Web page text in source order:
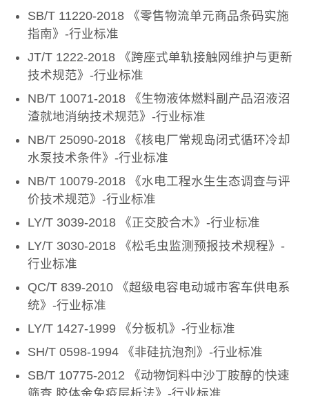
SB/T 11220-2018 《零售物流单元商品条码实施
指南》-行业标准
JT/T 1222-2018 《跨座式单轨接触网维护与更新
技术规范》-行业标准
NB/T 10071-2018 《生物液体燃料副产品沼液沼
渣就地消纳技术规范》-行业标准
NB/T 25090-2018 《核电厂常规岛闭式循环冷却
水泵技术条件》-行业标准
NB/T 10079-2018 《水电工程水生生态调查与评
价技术规范》-行业标准
LY/T 3039-2018 《正交胶合木》-行业标准
LY/T 3030-2018 《松毛虫监测预报技术规程》-
行业标准
QC/T 839-2010 《超级电容电动城市客车供电系
统》-行业标准
LY/T 1427-1999 《分板机》-行业标准
SH/T 0598-1994 《非硅抗泡剂》-行业标准
SB/T 10775-2012 《动物饲料中沙丁胺醇的快速
筛查 胶体金免疫层析法》-行业标准